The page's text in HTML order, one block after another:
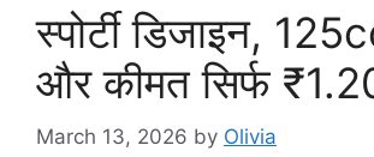
स्पोर्टी डिजाइन,
और कीमत सिर्फ
March 13, 2026 by Olivia